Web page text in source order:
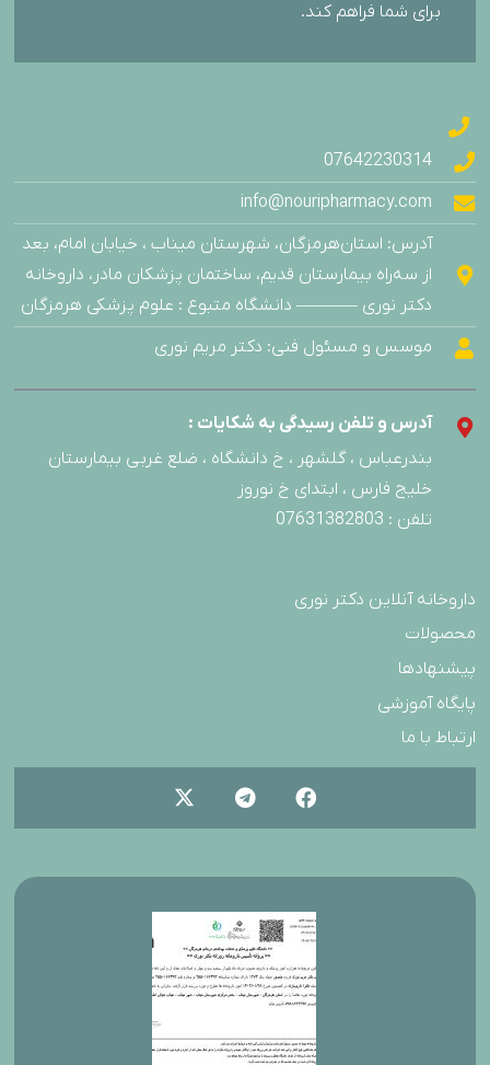
برای شما فراهم کند.
07642230314
info@nouripharmacy.com
آدرس: استان‌هرمزگان، شهرستان میناب ، خیابان امام، بعد
از سه‌راه بیمارستان قدیم، ساختمان پزشکان مادر، داروخانه
دکتر نوری ———– دانشگاه متبوع : علوم پزشکی هرمزگان
موسس و مسئول فنی: دکتر مریم نوری
آدرس و تلفن رسیدگی به شکایات :
بندرعباس ، گلشهر ، خ دانشگاه ، ضلع غربی بیمارستان
خلیج فارس ، ابتدای خ نوروز
تلفن : 07631382803
داروخانه آنلاین دکتر نوری
محصولات
پیشنهادها
پایگاه آموزشی
ارتباط با ما